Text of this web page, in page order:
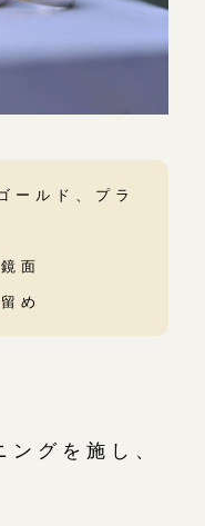
ールド、プラ
面
め
グを施し、